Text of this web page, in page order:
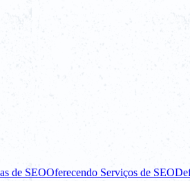
de SEOOferecendo Serviços de SEO